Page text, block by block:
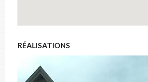
RÉALISATIONS